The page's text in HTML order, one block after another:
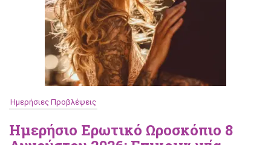
Ημερήσιες Προβλέψεις
Ημερήσιο Ερωτικό Ωροσκόπιο 8